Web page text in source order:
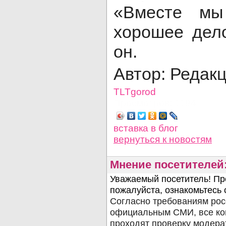
«Вместе
хорошее
он.
Автор:
TLTgorod
вставка в блог
вернуться к новостям
Мнение